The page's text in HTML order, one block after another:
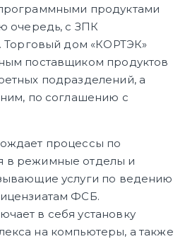
продуктами
очередь, с ЗПК
Торговый дом «КОРТЭК»
поставщиком продуктов
подразделений, а
по соглашению с
процессы по
в режимные отделы и
услуги по ведению
ФСБ.
в себя установку
на компьютеры, а также